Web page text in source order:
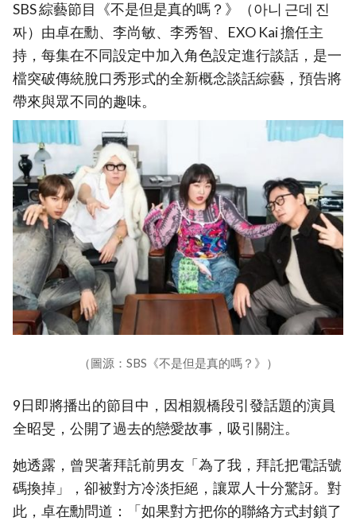
SBS 綜藝節目《不是但是真的嗎？》（아니 근데 진
짜）由卓在勳、李尚敏、李秀智、EXO Kai 擔任主
持，每集在不同設定中加入角色設定進行談話，是一
檔突破傳統脫口秀形式的全新概念談話綜藝，預告將
帶來與眾不同的趣味。
（圖源：SBS《不是但是真的嗎？》）
9日即將播出的節目中，因相親橋段引發話題的演員
全昭旻，公開了過去的戀愛故事，吸引關注。
她透露，曾哭著拜託前男友「為了我，拜託把電話號
碼換掉」，卻被對方冷淡拒絕，讓眾人十分驚訝。對
此，卓在勳問道：「如果對方把你的聯絡方式封鎖了